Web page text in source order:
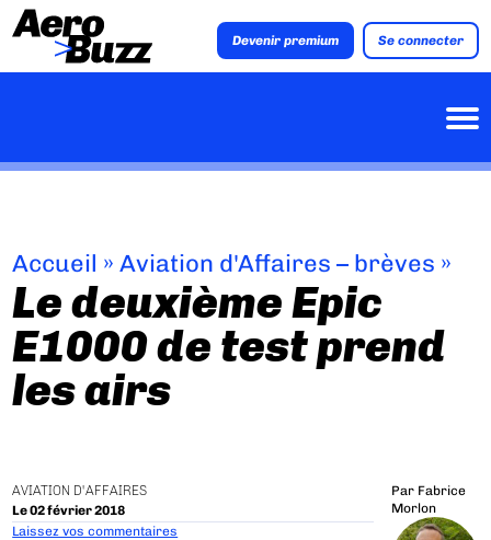
Devenir premium Se connecter
Accueil »Aviation d'Affaires – brèves »
Le deuxième Epic
E1000 de test prend
les airs
AVIATION D'AFFAIRES
Le 02 février 2018
Par Fabrice
Morlon
Laissez vos commentaires